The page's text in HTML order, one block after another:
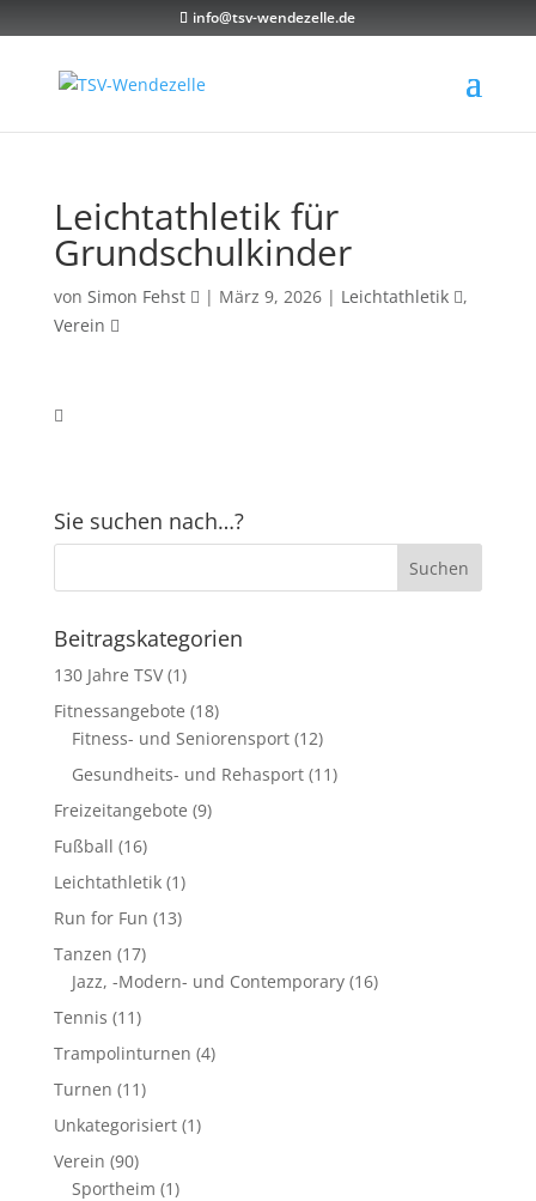
info@tsv-wendezelle.de
Leichtathletik für
Grundschulkinder
von Simon Fehst | März 9, 2026| Leichtathletik
,
Verein
Sie suchen nach…?
Beitragskategorien
130 Jahre TSV(1)
Fitnessangebote (18)
Fitness- und Seniorensport(12)
Gesundheits- und Rehasport(11)
Freizeitangebote (9)
Fußball (16)
Leichtathletik(1)
Run for Fun (13)
Tanzen (17)
Jazz, -Modern- und Contemporary(16)
Tennis (11)
Trampolinturnen (4)
Turnen (11)
Unkategorisiert(1)
Verein (90)
Sportheim (1)